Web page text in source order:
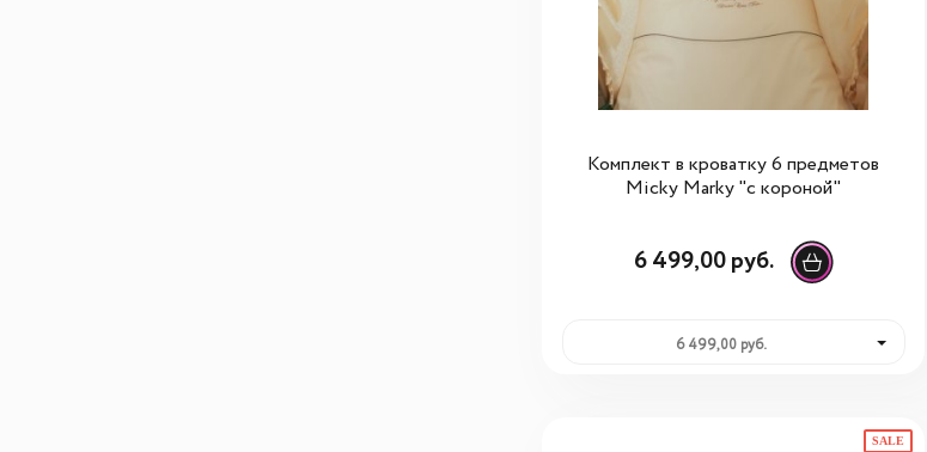
Комплект в кроватку 6 предметов
Micky Marky "с короной"
6 499,00 руб.
6 499,00 руб.
SALE